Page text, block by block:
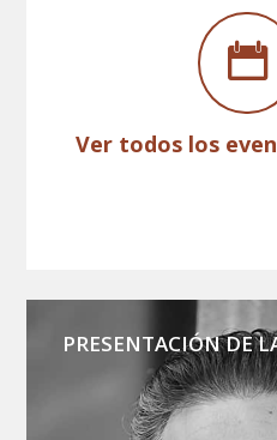
Ver todos los
PRESENTACIÓN DE